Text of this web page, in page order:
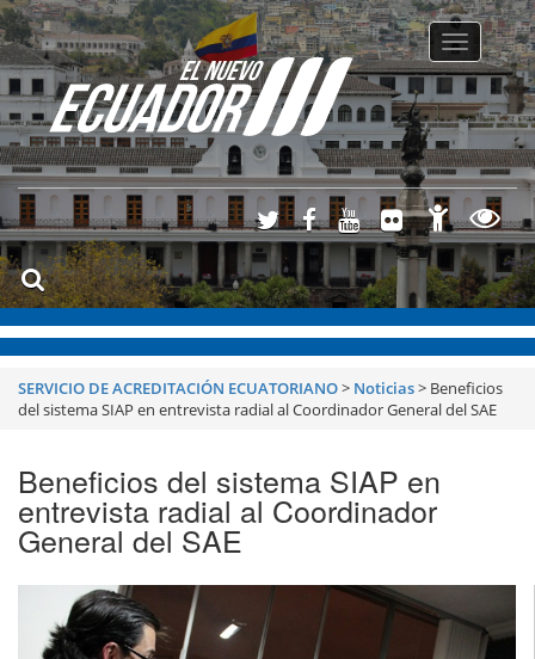
Toggle
SERVICIO DE ACREDITACIÓN ECUATORIANO> Noticias> Beneficios
del sistema SIAP en entrevista radial al Coordinador General del SAE
Beneficios del sistema SIAP en
entrevista radial al Coordinador
General del SAE